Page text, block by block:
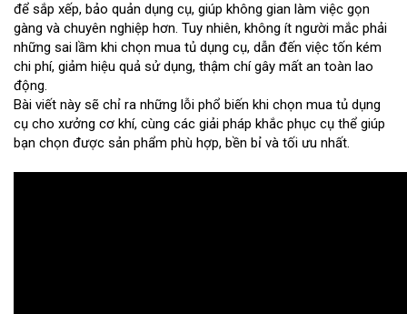
để sắp xếp, bảo quản dụng cụ, giúp không gian làm việc gọn
gàng và chuyên nghiệp hơn. Tuy nhiên, không ít người mắc phải
những sai lầm khi chọn mua tủ dụng cụ, dẫn đến việc tốn kém
chi phí, giảm hiệu quả sử dụng, thậm chí gây mất an toàn lao
động.
Bài viết này sẽ chỉ ra những lỗi phổ biến khi chọn mua tủ dụng
cụ cho xưởng cơ khí, cùng các giải pháp khắc phục cụ thể giúp
bạn chọn được sản phẩm phù hợp, bền bỉ và tối ưu nhất.